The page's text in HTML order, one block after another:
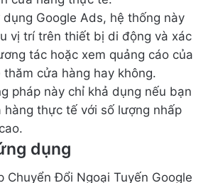
Google Ads, hệ thống này
vị trí trên thiết bị di động và xác
tác hoặc xem quảng cáo của
cửa hàng hay không.
pháp này chỉ khả dụng nếu bạn
hàng thực tế với số lượng nhấp
dụng